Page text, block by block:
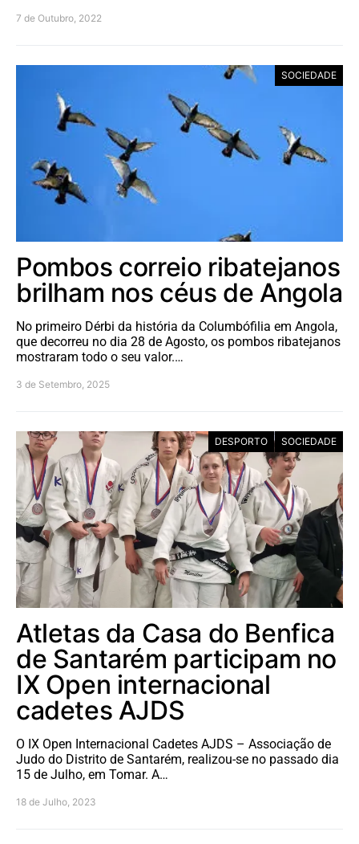
7 de Outubro, 2022
SOCIEDADE
Pombos correio ribatejanos
brilham nos céus de Angola
No primeiro Dérbi da história da Columbófilia em Angola,
que decorreu no dia 28 de Agosto, os pombos ribatejanos
mostraram todo o seu valor.…
3 de Setembro, 2025
DESPORTO SOCIEDADE
Atletas da Casa do Benfica
de Santarém participam no
IX Open internacional
cadetes AJDS
O IX Open Internacional Cadetes AJDS – Associação de
Judo do Distrito de Santarém, realizou-se no passado dia
15 de Julho, em Tomar. A…
18 de Julho, 2023